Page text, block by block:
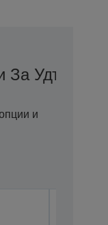
За
и